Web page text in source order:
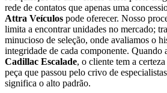
rede de contatos que apenas uma
Attra Veículos pode oferecer. Nosso
limita a encontrar unidades no mercado;
minucioso de seleção, onde avaliamos o
integridade de cada componente. Quando
Cadillac Escalade, o cliente tem a
peça que passou pelo crivo de
significa o alto padrão.